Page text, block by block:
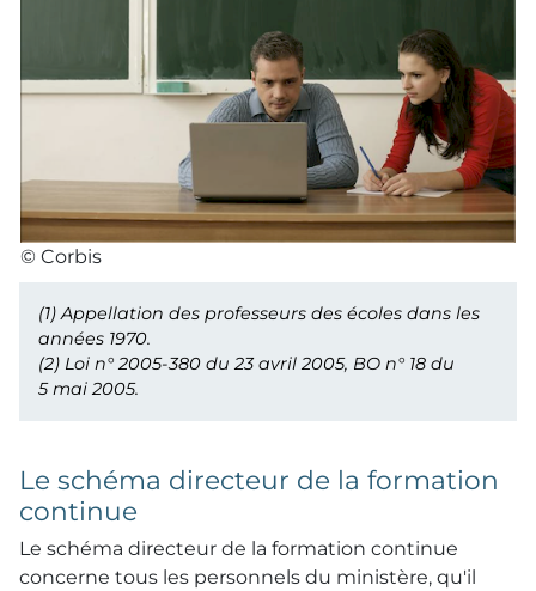
© Corbis
(1) Appellation des professeurs des écoles dans les
années 1970.
(2) Loi n° 2005-380 du 23 avril 2005, BO n° 18 du
5 mai 2005.
Le schéma directeur de la formation
continue
Le schéma directeur de la formation continue
concerne tous les personnels du ministère, qu'il